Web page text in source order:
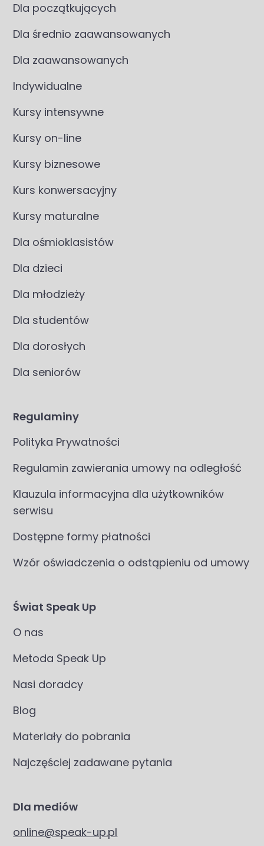
Dla początkujących
Dla średnio zaawansowanych
Dla zaawansowanych
Indywidualne
Kursy intensywne
Kursy on-line
Kursy biznesowe
Kurs konwersacyjny
Kursy maturalne
Dla ośmioklasistów
Dla dzieci
Dla młodzieży
Dla studentów
Dla dorosłych
Dla seniorów
Regulaminy
Polityka Prywatności
Regulamin zawierania umowy na odległość
Klauzula informacyjna dla użytkowników
serwisu
Dostępne formy płatności
Wzór oświadczenia o odstąpieniu od umowy
Świat Speak Up
O nas
Metoda Speak Up
Nasi doradcy
Blog
Materiały do pobrania
Najczęściej zadawane pytania
Dla mediów
online@speak-up.pl